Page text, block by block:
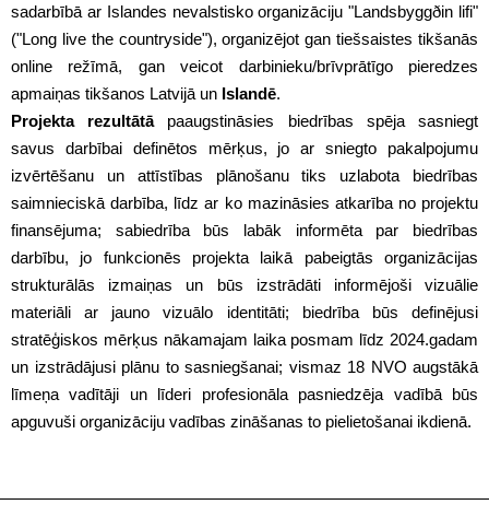
sadarbībā ar Islandes nevalstisko organizāciju "Landsbyggðin lifi"
("Long live the countryside"), organizējot gan tiešsaistes tikšanās
online režīmā, gan veicot darbinieku/brīvprātīgo pieredzes
apmaiņas tikšanos Latvijā un Islandē.
Projekta rezultātāpaaugstināsies biedrības spēja sasniegt
savus darbībai definētos mērķus, jo ar sniegto pakalpojumu
izvērtēšanu un attīstības plānošanu tiks uzlabota biedrības
saimnieciskā darbība, līdz ar ko mazināsies atkarība no projektu
finansējuma; sabiedrība būs labāk informēta par biedrības
darbību, jo funkcionēs projekta laikā pabeigtās organizācijas
strukturālās izmaiņas un būs izstrādāti informējoši vizuālie
materiāli ar jauno vizuālo identitāti; biedrība būs definējusi
stratēģiskos mērķus nākamajam laika posmam līdz 2024.gadam
un izstrādājusi plānu to sasniegšanai; vismaz 18 NVO augstākā
līmeņa vadītāji un līderi profesionāla pasniedzēja vadībā būs
apguvuši organizāciju vadības zināšanas to pielietošanai ikdienā.